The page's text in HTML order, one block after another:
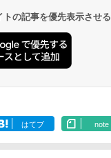
の記事を優先表示させる
はてブ note